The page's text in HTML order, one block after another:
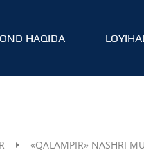
HAQIDA
«QALAMPIR» NASHRI